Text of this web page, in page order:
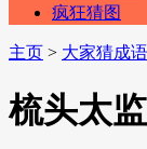
疯狂猜图
主页 > 大家猜成语
梳头太